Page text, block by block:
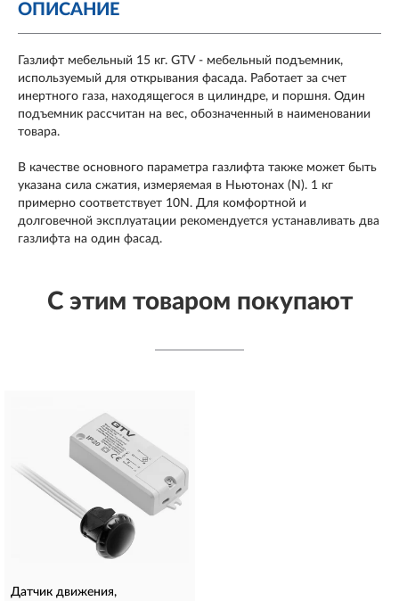
ОПИСАНИЕ
Газлифт мебельный 15 кг. GTV - мебельный подъемник,
используемый для открывания фасада. Работает за счет
инертного газа, находящегося в цилиндре, и поршня. Один
подъемник рассчитан на вес, обозначенный в наименовании
товара.
В качестве основного параметра газлифта также может быть
указана сила сжатия, измеряемая в Ньютонах (N). 1 кг
примерно соответствует 10N. Для комфортной и
долговечной эксплуатации рекомендуется устанавливать два
газлифта на один фасад.
С этим товаром покупают
Датчик движения,